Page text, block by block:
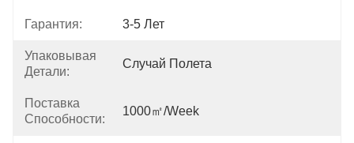
Гарантия: 3-5 Лет
Упаковывая
Детали:
Случай Полета
Поставка
Способности:
1000㎡/week